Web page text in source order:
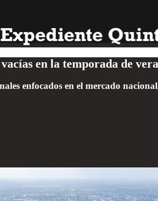
en la temporada de
enfocados en el mercado